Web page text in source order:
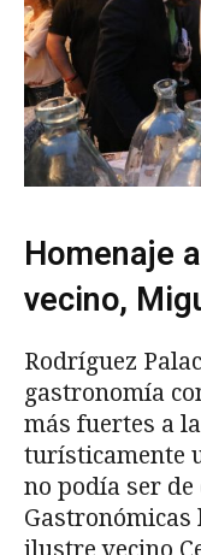
Homenaje
vecino,
Rodríguez
gastronomía
más fuertes a
turísticamente
no podía ser
Gastronómicas
ilustre vecino